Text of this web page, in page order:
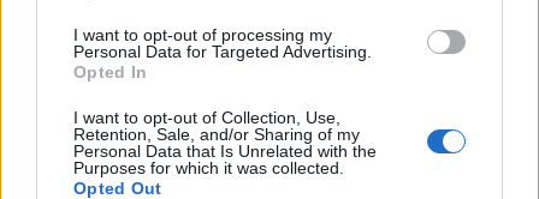
I want to opt-out of processing my
Personal Data for Targeted Advertising.
Opted In
I want to opt-out of Collection, Use,
Retention, Sale, and/or Sharing of my
Personal Data that Is Unrelated with the
Purposes for which it was collected.
Opted Out
X